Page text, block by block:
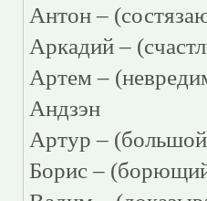
Антон –
Аркадий –
Артем –
Андзэн
Артур –
Борис –